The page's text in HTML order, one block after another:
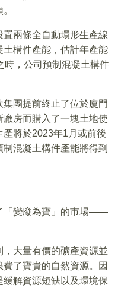
兩條全自動環形生產線
土構件產能，估計年產能
時，公司預制混凝土構件
團提前終止了位於廈門
房而購入了一塊土地使
將於2023年1月或前後
混凝土構件產能將得到
「變廢為寶」的市場——
大量有價的礦產資源並
了寶貴的自然資源。因
解資源短缺以及環境保